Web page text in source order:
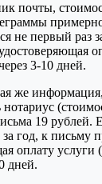
почты,
не первый раз
3-10 дней.
же
19 рублей.
год, к письму
оплату услуги
дней.